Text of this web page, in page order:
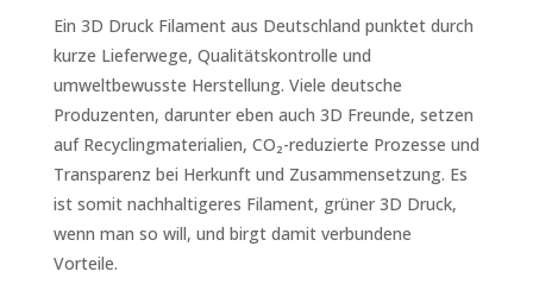
Ein 3D Druck Filament aus Deutschland punktet durch
kurze Lieferwege, Qualitätskontrolle und
umweltbewusste Herstellung. Viele deutsche
Produzenten, darunter eben auch 3D Freunde, setzen
auf Recyclingmaterialien, CO₂-reduzierte Prozesse und
Transparenz bei Herkunft und Zusammensetzung. Es
ist somit nachhaltigeres Filament, grüner 3D Druck,
wenn man so will, und birgt damit verbundene
Vorteile.